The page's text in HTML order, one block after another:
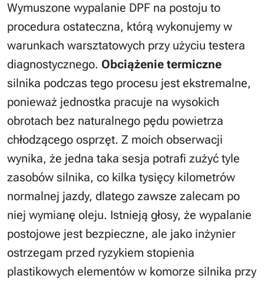
Wymuszone wypalanie DPF na postoju to
procedura ostateczna, którą wykonujemy w
warunkach warsztatowych przy użyciu testera
diagnostycznego. Obciążenie termiczne
silnika podczas tego procesu jest ekstremalne,
ponieważ jednostka pracuje na wysokich
obrotach bez naturalnego pędu powietrza
chłodzącego osprzęt. Z moich obserwacji
wynika, że jedna taka sesja potrafi zużyć tyle
zasobów silnika, co kilka tysięcy kilometrów
normalnej jazdy, dlatego zawsze zalecam po
niej wymianę oleju. Istnieją głosy, że wypalanie
postojowe jest bezpieczne, ale jako inżynier
ostrzegam przed ryzykiem stopienia
plastikowych elementów w komorze silnika przy